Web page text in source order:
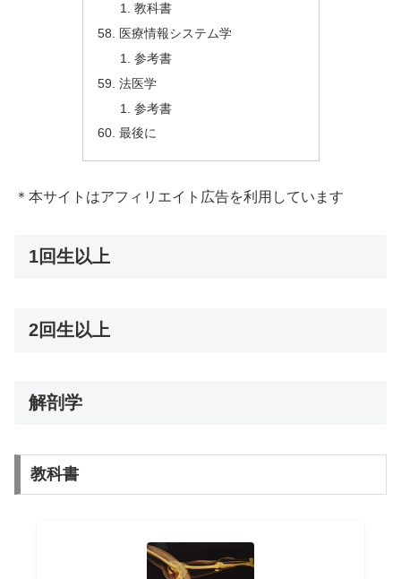
教科書
医療情報システム学
参考書
法医学
参考書
最後に
＊本サイトはアフィリエイト広告を利用しています
1回生以上
2回生以上
解剖学
教科書